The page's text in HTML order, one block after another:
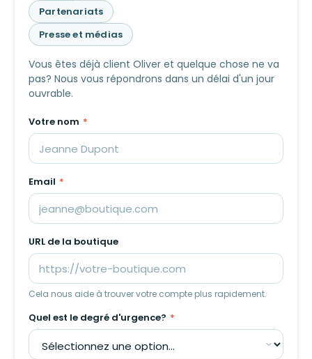
? Partenariats
Presse et médias
Vous êtes déjà client Oliver et quelque chose ne va
pas? Nous vous répondrons dans un délai d'un jour
ouvrable.
Votre nom *
Email *
URL de la boutique
Cela nous aide à trouver votre compte plus rapidement.
Quel est le degré d'urgence? *